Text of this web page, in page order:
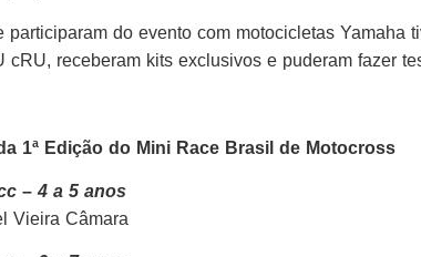
participaram do evento com motocicletas Yamaha
cRU, receberam kits exclusivos e puderam fazer
1ª Edição do Mini Race Brasil de Motocross
– 4 a 5 anos
Vieira Câmara